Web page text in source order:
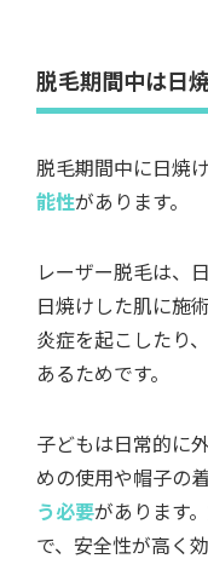
脱毛期間中は日
脱毛期間中に日焼
能性があります。
レーザー脱毛は、
日焼けした肌に施
炎症を起こしたり
あるためです。
子どもは日常的に
めの使用や帽子の着
う必要があります
で、安全性が高く